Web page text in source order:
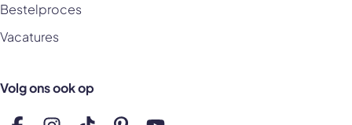
Bestelproces
Vacatures
Volg ons ook op